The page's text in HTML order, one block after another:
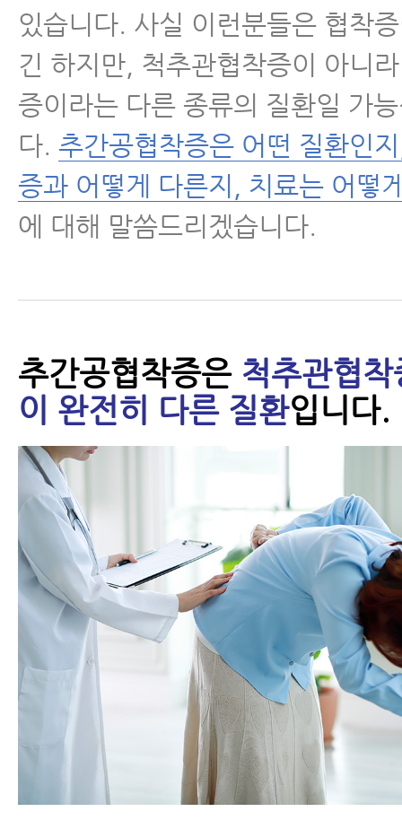
있습니다. 사실 이런분들은 협착
긴 하지만, 척추관협착증이 아니
증이라는 다른 종류의 질환일 가
다. 추간공협착증은 어떤 질환인
증과 어떻게 다른지, 치료는 어떻
에 대해 말씀드리겠습니다.
추간공협착증은 척추관협
이 완전히 다른 질환입니다.